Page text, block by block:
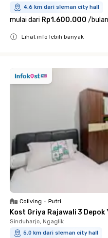
4.6 km dari sleman city hall
mulai dari Rp1.600.000 /bulan
Lihat info lebih banyak
Coliving • Putri
Kost Griya Rajawali 3
Sinduharjo, Ngaglik
5.0 km dari sleman city hall